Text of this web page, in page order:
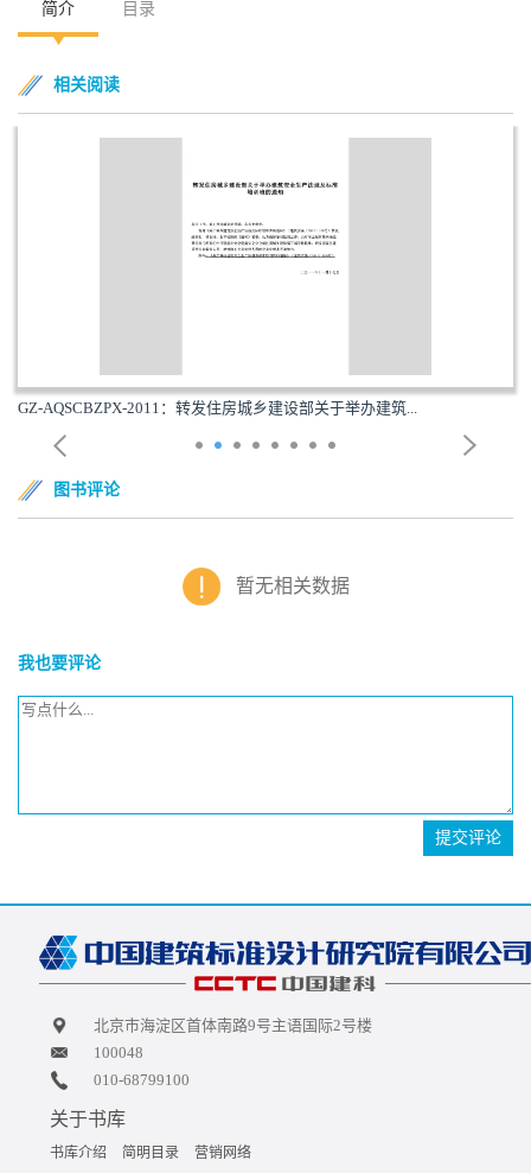
简介 目录
相关阅读
GZ-AQSCBZPX-2011：转发住房城乡建设部关于举办建筑...
图书评论
暂无相关数据
我也要评论
提交评论
北京市海淀区首体南路9号主语国际2号楼
100048
010-68799100
关于书库
书库介绍 简明目录 营销网络